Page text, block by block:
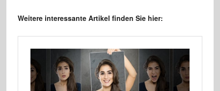
Weitere interessante Artikel finden Sie hier: